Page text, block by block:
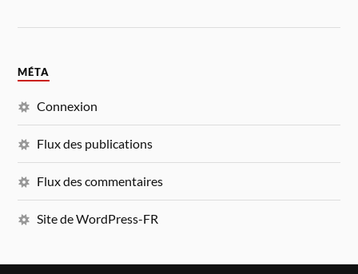
MÉTA
Connexion
Flux des publications
Flux des commentaires
Site de WordPress-FR